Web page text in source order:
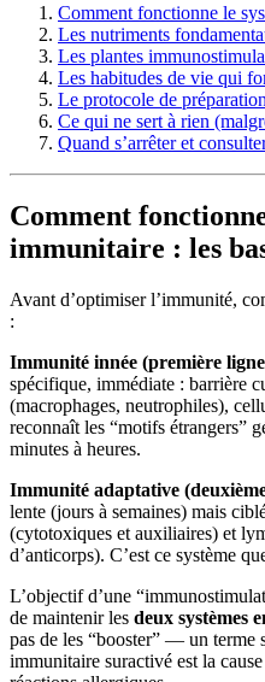
Comment fonctionne le
Les nutriments
Les plantes
Les habitudes de vie qui
Le protocole de
Ce qui ne sert à rien
Quand s’arrêter et
Comment
immunitaire : les
Avant d’optimiser l’immunité,
:
Immunité innée (première ligne
spécifique, immédiate : barrière
(macrophages, neutrophiles),
reconnaît les “motifs étrangers”
minutes à heures.
Immunité adaptative
lente (jours à semaines) mais
(cytotoxiques et auxiliaires) et
d’anticorps). C’est ce système
L’objectif d’une
de maintenir les deux systèmes
pas de les “booster” — un terme
immunitaire suractivé est la